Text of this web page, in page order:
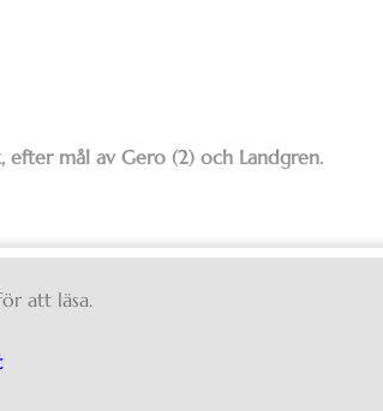
efter mål av Gero (2) och Landgren.
att läsa.